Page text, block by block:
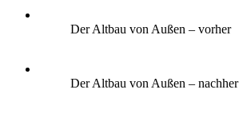
Der Altbau von Außen – vorher
Der Altbau von Außen – nachher